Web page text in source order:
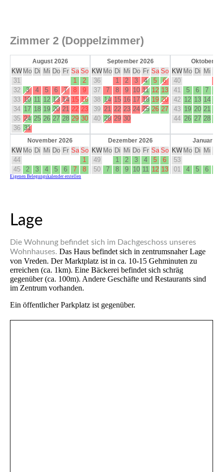
Lage
Die Wohnung befindet sich im Dachgeschoss unseres
Wohnhauses. Das Haus befindet sich in zentrumsnaher Lage
von Vreden. Der Marktplatz ist in ca. 10-15 Gehminuten zu
erreichen (ca. 1km). Eine Bäckerei befindet sich schräg
gegenüber (ca. 100m). Andere Geschäfte und Restaurants sind
im Zentrum vorhanden.
Ein öffentlicher Parkplatz ist gegenüber.